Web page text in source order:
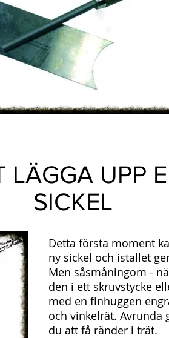
LÄGGA UPP
SICKEL
Detta första moment
ny sickel och istället
Men såsmåningom -
den i ett skruvstycke
med en finhuggen
och vinkelrät. Avrunda
du att få ränder i trät.